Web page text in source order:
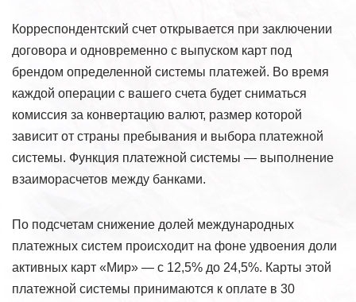
Корреспондентский счет открывается при заключении
договора и одновременно с выпуском карт под
брендом определенной системы платежей. Во время
каждой операции с вашего счета будет сниматься
комиссия за конвертацию валют, размер которой
зависит от страны пребывания и выбора платежной
системы. Функция платежной системы — выполнение
взаиморасчетов между банками.
По подсчетам снижение долей международных
платежных систем происходит на фоне удвоения доли
активных карт «Мир» — с 12,5% до 24,5%. Карты этой
платежной системы принимаются к оплате в 30